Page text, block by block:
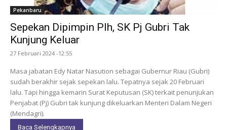
Pekanbaru
Sepekan Dipimpin Plh, SK Pj Gubri Tak
Kunjung Keluar
27 Februari 2024 -12:55
Masa jabatan Edy Natar Nasution sebagai Gubernur Riau (Gubri)
sudah berakhir sejak sepekan lalu. Tepatnya sejak 20 Februari
lalu. Tapi hingga kemarin Surat Keputusan (SK) terkait penunjukan
Penjabat (Pj) Gubri tak kunjung dikeluarkan Menteri Dalam Negeri
(Mendagri).
Baca Selengkapnya